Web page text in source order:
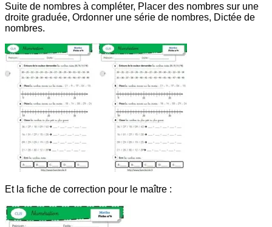
Suite de nombres à compléter, Placer des nombres sur une
droite graduée, Ordonner une série de nombres, Dictée de
nombres.
Et la fiche de correction pour le maître :